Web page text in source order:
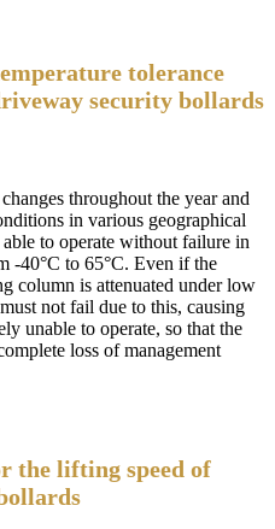
tolerance
security bollards
throughout the year and
in various geographical
to operate without failure in
-40°C to 65°C. Even if the
column is attenuated under low
not fail due to this, causing
unable to operate, so that the
loss of management
the lifting speed of